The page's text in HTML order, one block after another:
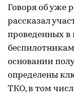
Говоря об уже
рассказал
проведенных в
основании
определены
ТКО, в том